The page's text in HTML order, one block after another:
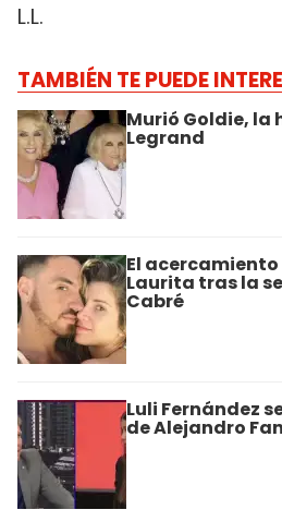
L.L.
TAMBIÉN TE PUEDE
Murió Goldie, la
Legrand
El acercamiento
Laurita tras la
Cabré
Luli Fernández
de Alejandro